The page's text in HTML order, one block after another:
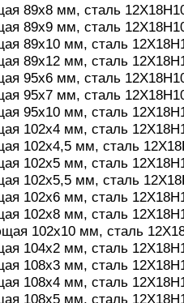
89х8 мм, сталь
89х9 мм, сталь
89х10 мм, сталь
89х12 мм, сталь
95х6 мм, сталь
95х7 мм, сталь
95х10 мм, сталь
102х4 мм, сталь
102х4,5 мм, сталь
102х5 мм, сталь
102х5,5 мм, сталь
102х6 мм, сталь
102х8 мм, сталь
102х10 мм, сталь
104х2 мм, сталь
108х3 мм, сталь
108х4 мм, сталь
108х5 мм, сталь